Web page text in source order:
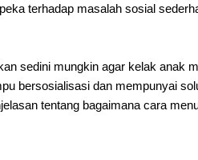
terhadap masalah sosial
sedini mungkin agar kelak anak
bersosialisasi dan mempunyai
tentang bagaimana cara